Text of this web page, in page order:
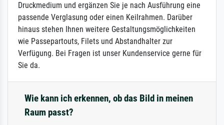
Druckmedium und ergänzen Sie je nach Ausführung eine
passende Verglasung oder einen Keilrahmen. Darüber
hinaus stehen Ihnen weitere Gestaltungsmöglichkeiten
wie Passepartouts, Filets und Abstandhalter zur
Verfügung. Bei Fragen ist unser Kundenservice gerne für
Sie da.
Wie kann ich erkennen, ob das Bild in meinen
Raum passt?